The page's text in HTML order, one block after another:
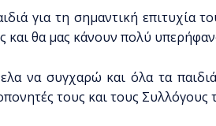
για τη σημαντική επιτυχία
και θα μας κάνουν πολύ
να συγχαρώ και όλα τα
τους και τους Συλλόγους